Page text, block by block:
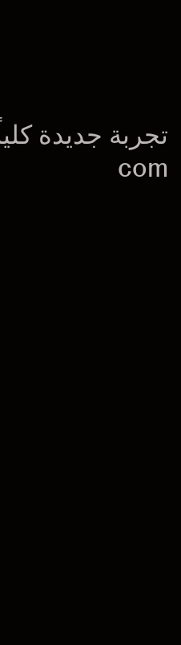
تجر بة جديدة كلي
com